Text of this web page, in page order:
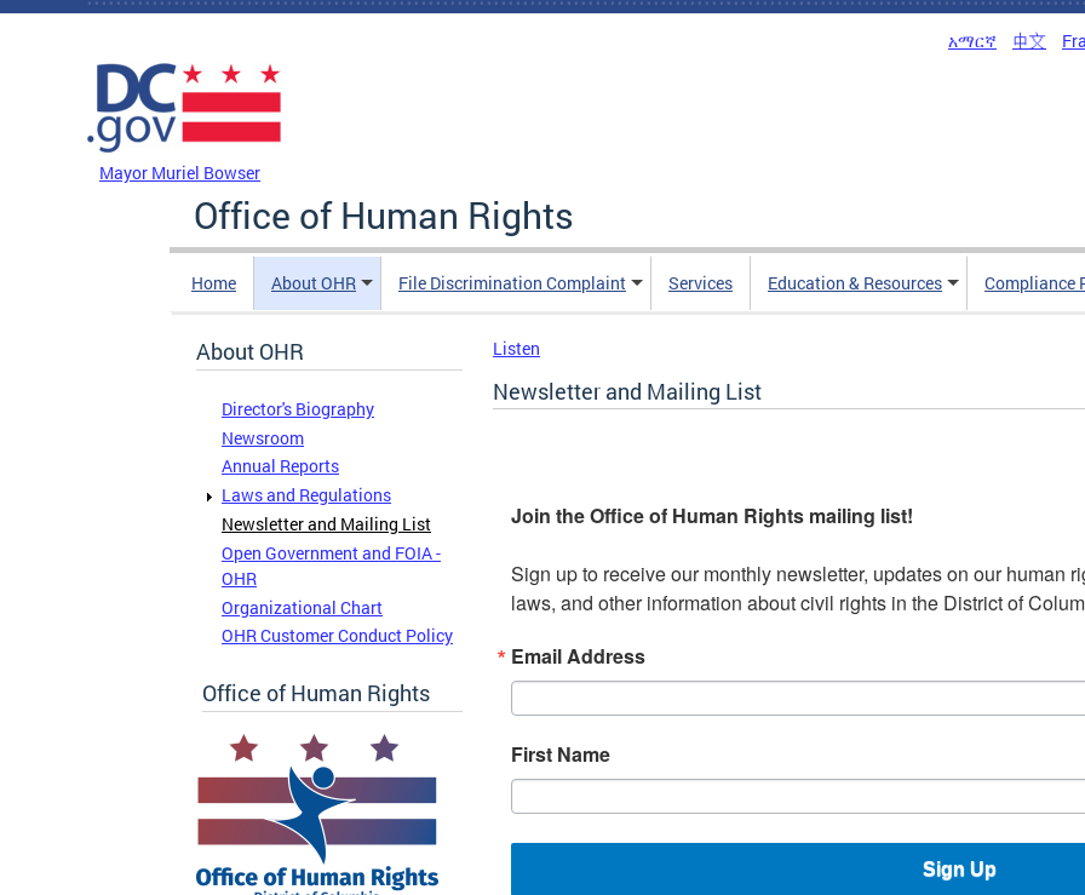
Skip to main content
አማርኛ 中文
Mayor Muriel Bowser
Office of Human Rights
Home About OHR File Discrimination Complaint Services Education & Resources Compliance
About OHR
Director's Biography
Newsroom
Annual Reports
Laws and Regulations
Newsletter and Mailing List
Open Government and FOIA -
OHR
Organizational Chart
OHR Customer Conduct Policy
Office of Human Rights
Listen
Newsletter and Mailing List
Join the Office of Human Rights mailing list!
Sign up to receive our monthly newsletter, updates on our human
laws, and other information about civil rights in the District of
Email Address
First Name
Sign Up